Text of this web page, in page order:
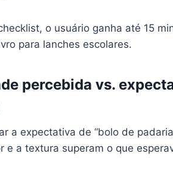
o usuário ganha até 15
para lanches escolares.
percebida vs.
a expectativa de “bolo de
e a textura superam o que